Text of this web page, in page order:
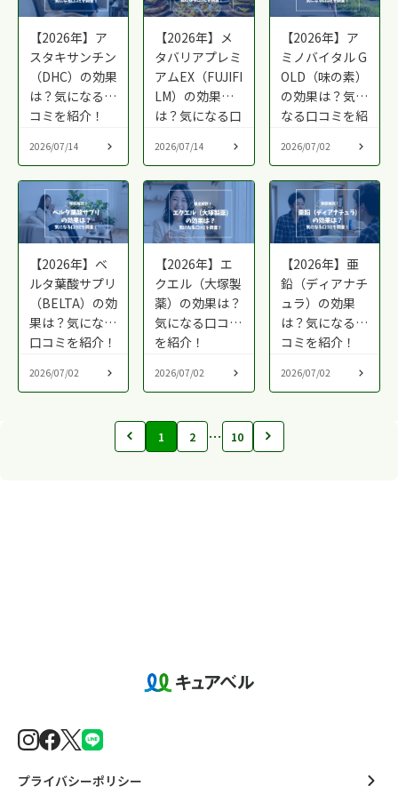
【2026年】ア
スタキサンチン
（DHC）の効果
は？気になる口
コミを紹介！
2026/07/14
【2026年】メ
タバリアプレミ
アムEX（FUJIFI
LM）の効果
は？気になる口
2026/07/14
【2026年】ア
ミノバイタル G
OLD（味の素）
の効果は？気に
なる口コミを紹
2026/07/02
【2026年】ベ
ルタ葉酸サプリ
（BELTA）の効
果は？気になる
口コミを紹介！
2026/07/02
【2026年】エ
クエル（大塚製
薬）の効果は？
気になる口コミ
を紹介！
2026/07/02
【2026年】亜
鉛（ディアナチ
ュラ）の効果
は？気になる口
コミを紹介！
2026/07/02
1 2 … 10
プライバシーポリシー